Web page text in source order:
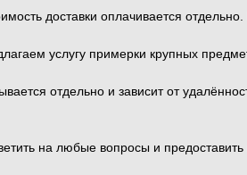
доставки оплачивается
услугу примерки крупных
отдельно и зависит от
на любые вопросы и